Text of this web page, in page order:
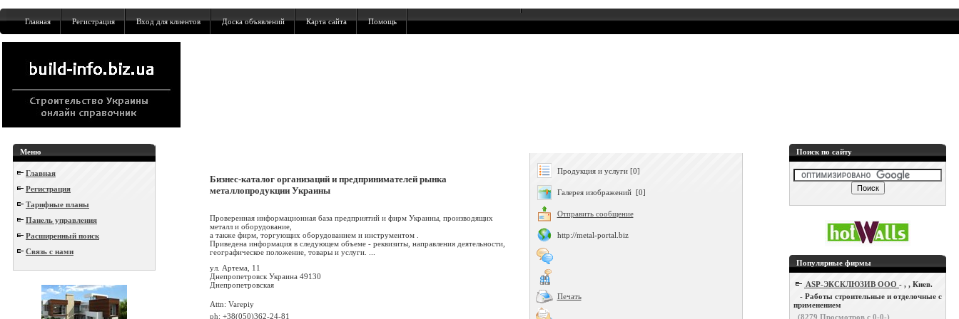
Главная Регистрация Вход для клиентов Доска объявлений Карта сайта Помощь
Меню
Главная
Регистрация
Тарифные планы
Панель управления
Расширенный поиск
Связь с нами
Бизнес-каталог организаций и предпринимателей рынка
металлопродукции Украины
Проверенная информационная база предприятий и фирм Украины, производящих
металл и оборудование,
а также фирм, торгующих оборудованием и инструментом .
Приведена информация в следующем объеме - реквизиты, направления деятельности,
географическое положение, товары и услуги. ...
ул. Артема, 11
Днепропетровск Украина 49130
Днепропетровская
Attn: Varepiy
ph: +38(050)362-24-81
Продукция и услуги [0]
Галерея изображений [0]
Отправить сообщение
http://metal-portal.biz
Печать
Поиск по сайту
Популярные фирмы
ASP-ЭКСКЛЮЗИВ ООО - , , Киев.
- Работы строительные и отделочные с
применением
(8279 Просмотров с 0-0-)